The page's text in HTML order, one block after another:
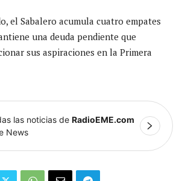
el Sabalero acumula cuatro empates
una deuda pendiente que
sus aspiraciones en la Primera
las noticias de RadioEME.com
News